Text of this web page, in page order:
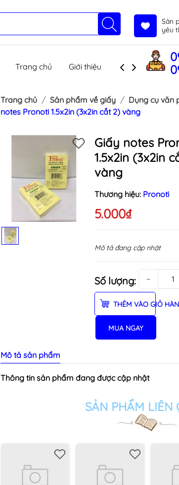
Sản
yêu
Trang chủ Giới thiệu Sản phẩm
Trang chủ Sản phẩm về giấy Dụng cụ văn
notes Pronoti 1.5x2in (3x2in cắt 2) vàng
Giấy notes
1.5x2in (3x2in
vàng
Thương hiệu: Pronoti
5.000₫
Mô tả đang cập nhật
Số lượng: −
THÊM VÀO GIỎ
MUA NGAY
Mô tả sản phẩm
Thông tin sản phẩm đang được cập nhật
SẢN PHẨM LIÊN